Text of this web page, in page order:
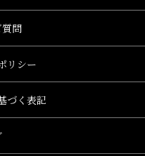
質問
リシー
づく表記